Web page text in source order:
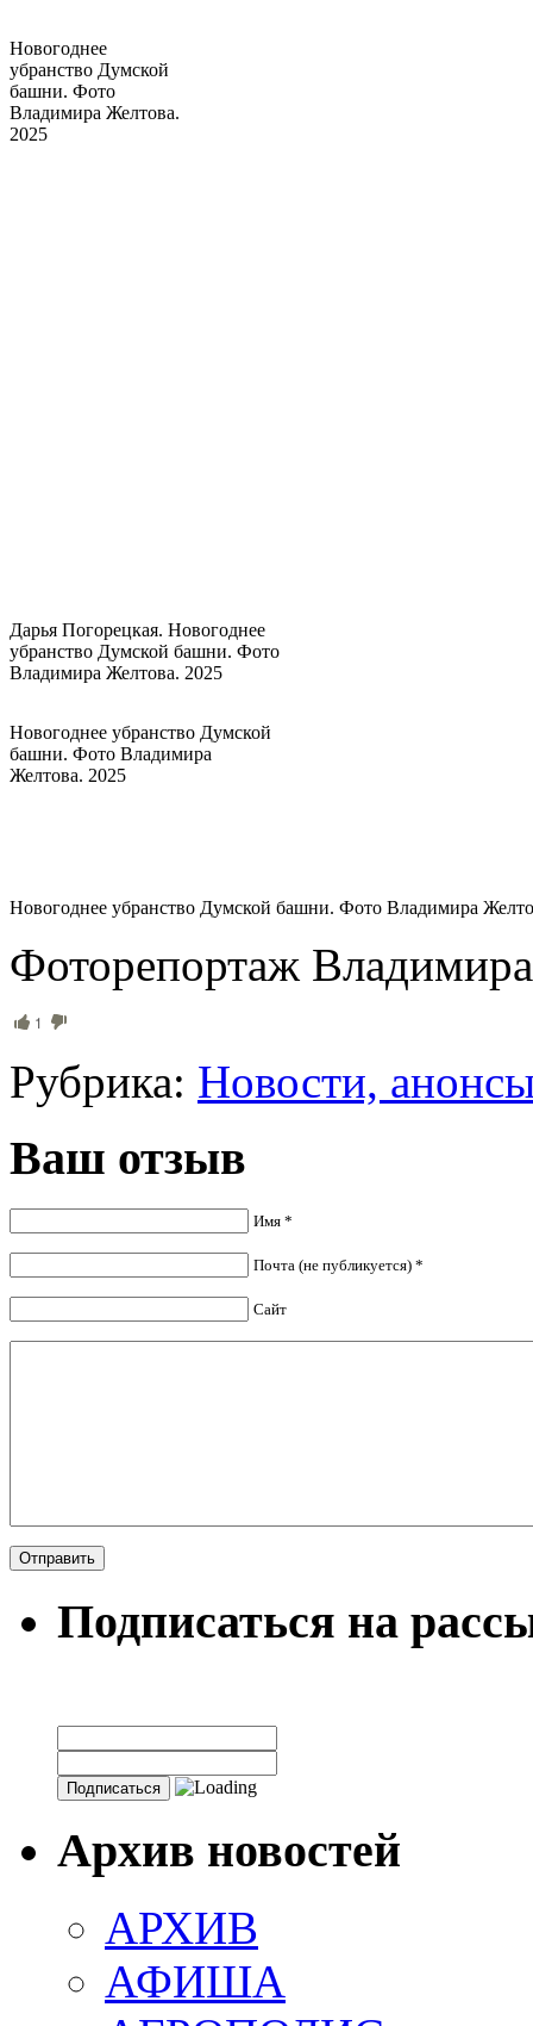
Новогоднее
убранство Думской
башни. Фото
Владимира Желтова.
2025
Дарья Погорецкая. Новогоднее
убранство Думской башни. Фото
Владимира Желтова. 2025
Новогоднее убранство Думской
башни. Фото Владимира
Желтова. 2025
Новогоднее убранство Думской башни. Фото Владимира
Фоторепортаж
1
Рубрика: Новости,
Ваш отзыв
Имя *
Почта (не публикуется) *
Сайт
Подписаться на
Архив новостей
АРХИВ
АФИША